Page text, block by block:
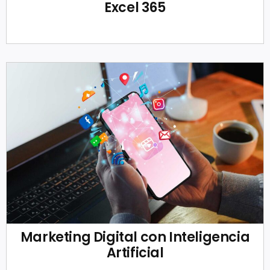
Excel 365
Marketing Digital con Inteligencia
Artificial